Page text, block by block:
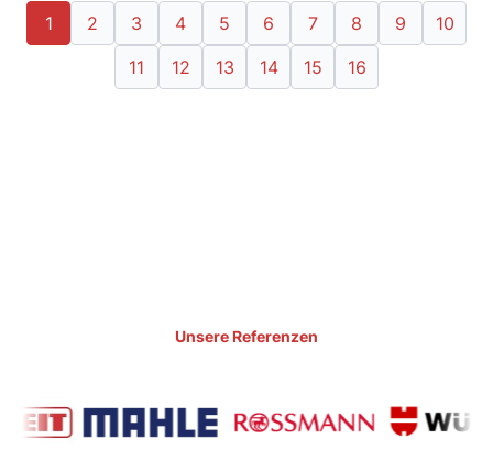
1 2 3 4 5 6 7 8 9
10
11
12 13 14 15 16
Unsere Referenzen